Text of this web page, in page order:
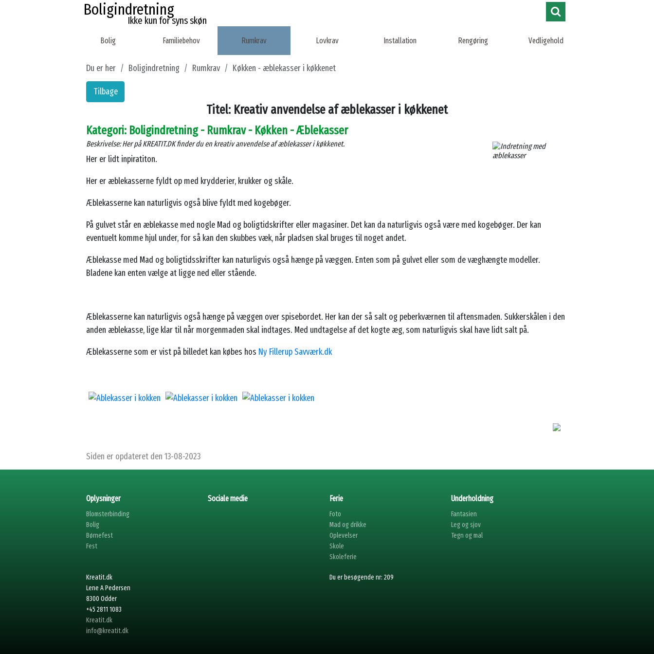
Boligindretning
Ikke kun for syns skøn
Bolig Familiebehov Rumkrav Lovkrav Installation Rengøring Vedligehold
Du er her Boligindretning Rumkrav Køkken - æblekasser i køkkenet
Tilbage
Titel: Kreativ anvendelse af æblekasser i køkkenet
Kategori: Boligindretning - Rumkrav - Køkken - Æblekasser
Beskrivelse: Her på KREATIT.DK finder du en kreativ anvendelse af æblekasser i køkkenet.
Her er lidt inpiratiton.
Her er æblekasserne fyldt op med krydderier, krukker og skåle.
Æblekasserne kan naturligvis også blive fyldt med kogebøger.
På gulvet står en æblekasse med nogle Mad og boligtidskrifter eller magasiner. Det kan da naturligvis også være med kogebøger. Der kan
eventuelt komme hjul under, for så kan den skubbes væk, når pladsen skal bruges til noget andet.
Æblekasse med Mad og boligtidsskrifter kan naturligvis også hænge på væggen. Enten som på gulvet eller som de væghængte modeller.
Bladene kan enten vælge at ligge ned eller stående.
Æblekasserne kan naturligvis også hænge på væggen over spisebordet. Her kan der så salt og peberkværnen til aftensmaden. Sukkerskålen i den
anden æblekasse, lige klar til når morgenmaden skal indtages. Med undtagelse af det kogte æg, som naturligvis skal have lidt salt på.
Æblekasserne som er vist på billedet kan købes hos Ny Fillerup Savværk.dk
Siden er opdateret den 13-08-2023
Oplysninger
Blomsterbinding
Bolig
Børnefest
Fest
Sociale medie Ferie
Foto
Mad og drikke
Oplevelser
Skole
Skoleferie
Underholdning
Fantasien
Leg og sjov
Tegn og mal
Kreatit.dk
Lene A Pedersen
8300 Odder
+45 2811 1083
Kreatit.dk
info@kreatit.dk
Du er besøgende nr: 209